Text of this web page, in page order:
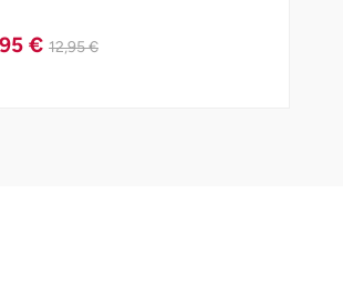
€ 12,95 €